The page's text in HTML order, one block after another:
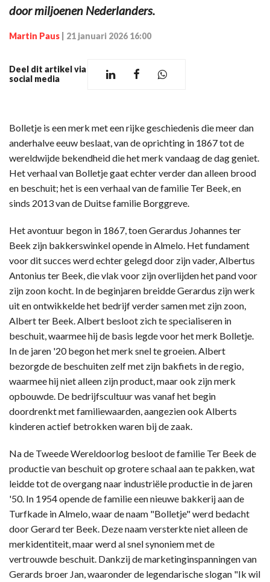
door miljoenen Nederlanders.
Martin Paus 21 januari 2026 16:00
Deel dit artikel via
social media
Bolletje is een merk met een rijke geschiedenis die meer dan
anderhalve eeuw beslaat, van de oprichting in 1867 tot de
wereldwijde bekendheid die het merk vandaag de dag geniet.
Het verhaal van Bolletje gaat echter verder dan alleen brood
en beschuit; het is een verhaal van de familie Ter Beek, en
sinds 2013 van de Duitse familie Borggreve.
Het avontuur begon in 1867, toen Gerardus Johannes ter
Beek zijn bakkerswinkel opende in Almelo. Het fundament
voor dit succes werd echter gelegd door zijn vader, Albertus
Antonius ter Beek, die vlak voor zijn overlijden het pand voor
zijn zoon kocht. In de beginjaren breidde Gerardus zijn werk
uit en ontwikkelde het bedrijf verder samen met zijn zoon,
Albert ter Beek. Albert besloot zich te specialiseren in
beschuit, waarmee hij de basis legde voor het merk Bolletje.
In de jaren '20 begon het merk snel te groeien. Albert
bezorgde de beschuiten zelf met zijn bakfiets in de regio,
waarmee hij niet alleen zijn product, maar ook zijn merk
opbouwde. De bedrijfscultuur was vanaf het begin
doordrenkt met familiewaarden, aangezien ook Alberts
kinderen actief betrokken waren bij de zaak.
Na de Tweede Wereldoorlog besloot de familie Ter Beek de
productie van beschuit op grotere schaal aan te pakken, wat
leidde tot de overgang naar industriële productie in de jaren
'50. In 1954 opende de familie een nieuwe bakkerij aan de
Turfkade in Almelo, waar de naam "Bolletje" werd bedacht
door Gerard ter Beek. Deze naam versterkte niet alleen de
merkidentiteit, maar werd al snel synoniem met de
vertrouwde beschuit. Dankzij de marketinginspanningen van
Gerards broer Jan, waaronder de legendarische slogan "Ik wil